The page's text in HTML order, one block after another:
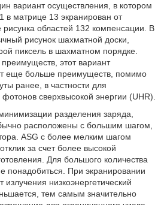
вариант осуществления, в котором
в матрице 13 экранирован от
областей 132 компенсации. В
рисунок шахматной доски,
пиксель в шахматном порядке.
этот вариант
еще больше преимуществ, помимо
ранее, в частности для
сверхвысокой энергии (UHR).
разделения заряда,
расположены с большим шагом,
ASG с более мелким шагом
за счет более высокой
Для большого количества
понадобиться. При экранировании
излучения низкоэнергетический
тем самым значительно